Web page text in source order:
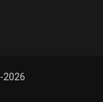
2026